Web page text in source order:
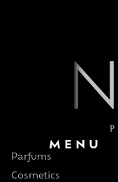
MENU
Parfums
Cosmetics